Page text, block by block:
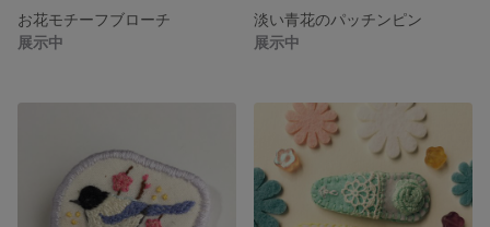
お花モチーフブローチ
展示中
淡い青花のパッチンピン
展示中